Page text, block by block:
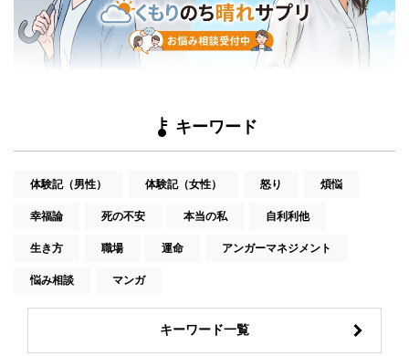
キーワード
体験記（男性） 体験記（女性） 怒り 煩悩
幸福論 死の不安 本当の私 自利利他
生き方 職場 運命 アンガーマネジメント
悩み相談 マンガ
キーワード一覧